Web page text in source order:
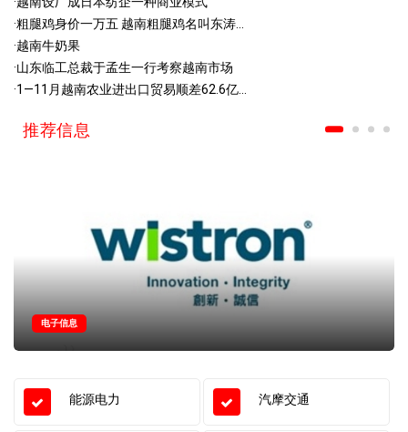
·粗腿鸡身价一万五 越南粗腿鸡名叫东涛...
·越南牛奶果
·山东临工总裁于孟生一行考察越南市场
·1—11月越南农业进出口贸易顺差62.6亿...
推荐信息
电子信息
能源电力 汽摩交通